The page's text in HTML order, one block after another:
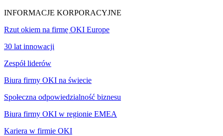
INFORMACJE KORPORACYJNE
Rzut okiem na firmę OKI Europe
30 lat innowacji
Zespół liderów
Biura firmy OKI na świecie
Społeczna odpowiedzialność biznesu
Biura firmy OKI w regionie EMEA
Kariera w firmie OKI